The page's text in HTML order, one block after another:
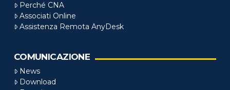
Perché CNA
Associati Online
Assistenza Remota AnyDesk
COMUNICAZIONE
News
Download